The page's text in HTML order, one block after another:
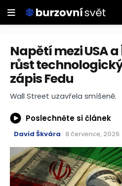
Napětí mezi USA
růst
zápis Fedu
Wall Street uzavřela smíšeně.
Poslechněte si článek
David Škvára 8 července, 2026